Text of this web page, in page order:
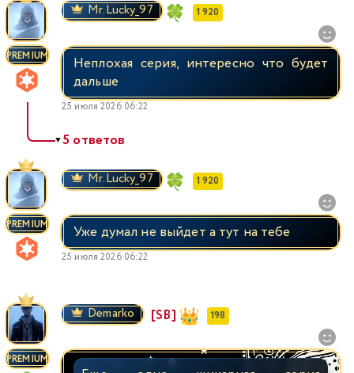
PREMIUM
Mr.Lucky_97 1 920
Неплохая серия, интересно что будет
дальше
25 июля 2026 06:22
▼5 ответов
PREMIUM
Mr.Lucky_97 1 920
Уже думал не выйдет а тут на тебе
25 июля 2026 06:22
PREMIUM
Demarko [SB] 198